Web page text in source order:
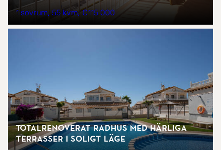
1 sovrum 55 kvm €115 000
Totalrenoverat radhus med härliga
terrasser i soligt läge